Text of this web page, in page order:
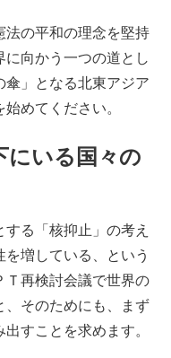
法の平和の理念を堅持
向かう一つの道とし
傘」となる北東アジア
めてください。
にいる国々の
る「核抑止」の考え
増している、という
Ｔ再検討会議で世界の
、そのためにも、まず
すことを求めます。